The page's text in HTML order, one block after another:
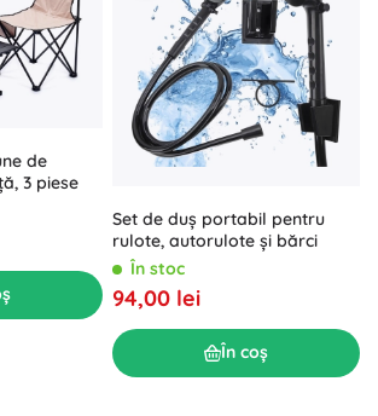
de
3 piese
Set de duș portabil pentru
rulote, autorulote și bărci
În stoc
94,00 lei
În coș